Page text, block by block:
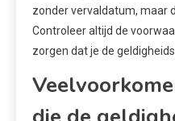
zonder vervaldatum, maar
Controleer altijd de
zorgen dat je de